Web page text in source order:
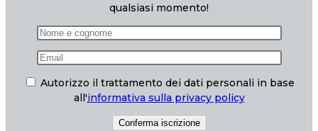
qualsiasi momento!
Autorizzo il trattamento dei dati personali in base
all'informativa sulla privacy policy